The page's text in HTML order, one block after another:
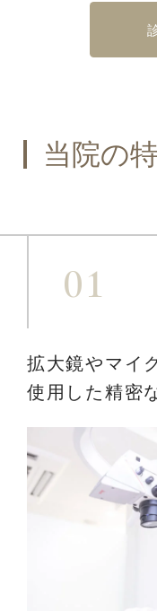
当院の
01
拡大鏡やマイ
使用した精密